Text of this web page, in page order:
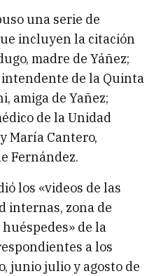
una serie de
incluyen la citación
madre de Yáñez;
de la Quinta
amiga de Yañez;
de la Unidad
María Cantero,
Fernández.
los «videos de las
internas, zona de
de la
a los
junio julio y agosto de